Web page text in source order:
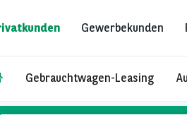
Gewerbekunden
Gebrauchtwagen-Leasing